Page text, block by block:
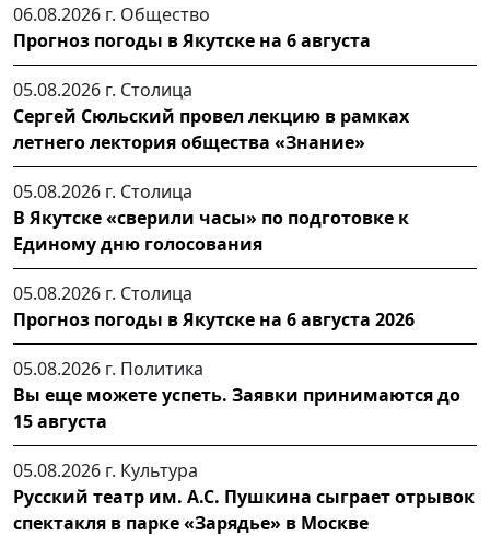
06.08.2026 г. Общество
Прогноз погоды в Якутске на 6 августа
05.08.2026 г. Столица
Сергей Сюльский провел лекцию в рамках
летнего лектория общества «Знание»
05.08.2026 г. Столица
В Якутске «сверили часы» по подготовке к
Единому дню голосования
05.08.2026 г. Столица
Прогноз погоды в Якутске на 6 августа 2026
05.08.2026 г. Политика
Вы еще можете успеть. Заявки принимаются до
15 августа
05.08.2026 г. Культура
Русский театр им. А.С. Пушкина сыграет отрывок
спектакля в парке «Зарядье» в Москве